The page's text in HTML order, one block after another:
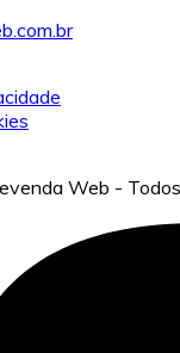
Web -